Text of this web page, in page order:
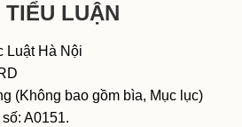
LUẬN
Luật Hà Nội
(Không bao gồm bìa, Mục lục)
A0151.